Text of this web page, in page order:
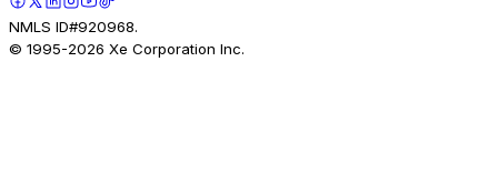
NMLS ID#920968.
© 1995-2026 Xe Corporation Inc.